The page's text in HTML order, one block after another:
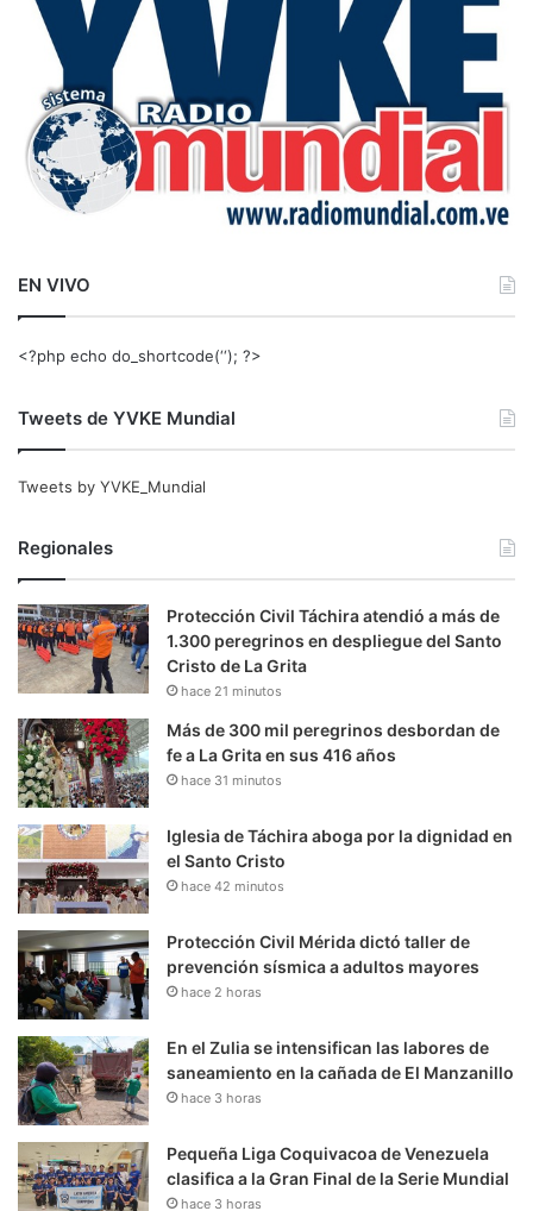
EN VIVO
<?php echo do_shortcode(‘‘); ?>
Tweets de YVKE Mundial
Tweets by YVKE_Mundial
Regionales
Protección Civil Táchira atendió a más de
1.300 peregrinos en despliegue del Santo
Cristo de La Grita
hace 21 minutos
Más de 300 mil peregrinos desbordan de
fe a La Grita en sus 416 años
hace 31 minutos
Iglesia de Táchira aboga por la dignidad en
el Santo Cristo
hace 42 minutos
Protección Civil Mérida dictó taller de
prevención sísmica a adultos mayores
hace 2 horas
En el Zulia se intensifican las labores de
saneamiento en la cañada de El Manzanillo
hace 3 horas
Pequeña Liga Coquivacoa de Venezuela
clasifica a la Gran Final de la Serie Mundial
hace 3 horas